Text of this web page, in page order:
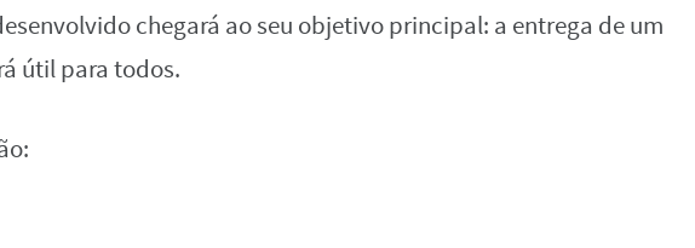
chegará ao seu objetivo principal: a entrega de um
útil para todos.